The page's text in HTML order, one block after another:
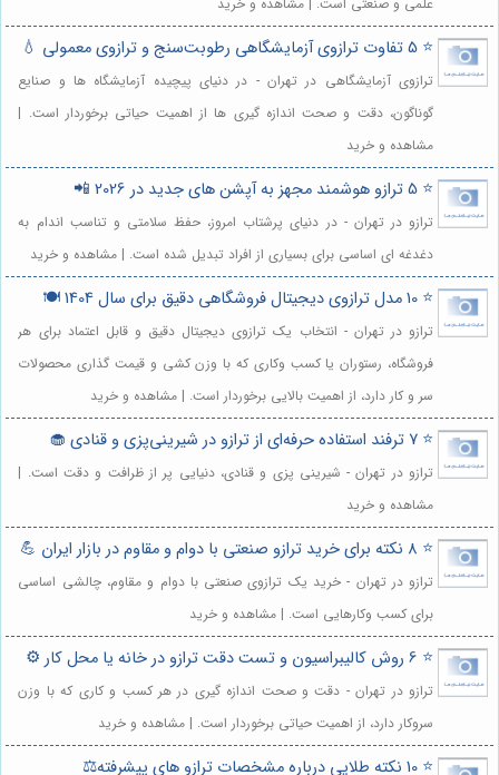
⭐️ 5 تفاوت ترازوی آزمایشگاهی رطوبت‌سنج و ترازوی معمولی 💧
ترازوی آزمایشگاهی در تهران - در دنیای پیچیده آزمایشگاه ها و صنایع
گوناگون، دقت و صحت اندازه گیری ها از اهمیت حیاتی برخوردار است. |
مشاهده و خرید
⭐️ 5 ترازو هوشمند مجهز به آپشن های جدید در 2026 📲
ترازو در تهران - در دنیای پرشتاب امروز، حفظ سلامتی و تناسب اندام به
دغدغه ای اساسی برای بسیاری از افراد تبدیل شده است. | مشاهده و خرید
⭐️ 10 مدل ترازوی دیجیتال فروشگاهی دقیق برای سال 1404 🍽️
ترازو در تهران - انتخاب یک ترازوی دیجیتال دقیق و قابل اعتماد برای هر
فروشگاه، رستوران یا کسب وکاری که با وزن کشی و قیمت گذاری محصولات
سر و کار دارد، از اهمیت بالایی برخوردار است. | مشاهده و خرید
⭐️ 7 ترفند استفاده حرفه‌ای از ترازو در شیرینی‌پزی و قنادی 🧁
ترازو در تهران - شیرینی پزی و قنادی، دنیایی پر از ظرافت و دقت است. |
مشاهده و خرید
⭐️ 8 نکته برای خرید ترازو صنعتی با دوام و مقاوم در بازار ایران 💪
ترازو در تهران - خرید یک ترازوی صنعتی با دوام و مقاوم، چالشی اساسی
برای کسب وکارهایی است. | مشاهده و خرید
⭐️ 6 روش کالیبراسیون و تست دقت ترازو در خانه یا محل کار ⚙️
ترازو در تهران - دقت و صحت اندازه گیری در هر کسب و کاری که با وزن
سروکار دارد، از اهمیت حیاتی برخوردار است. | مشاهده و خرید
⭐️ 10 نکته طلایی درباره مشخصات ترازو های پیشرفته⚖️